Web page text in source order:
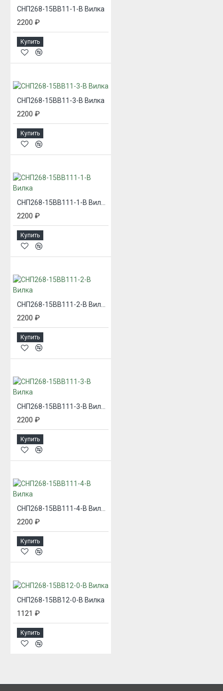
СНП268-15ВВ11-1-В Вилка
2200 ₽
Купить
СНП268-15ВВ11-3-В Вилка
2200 ₽
Купить
СНП268-15ВВ111-1-В Вилка
2200 ₽
Купить
2200 ₽
Купить
2200 ₽
Купить
2200 ₽
Купить
СНП268-15ВВ12-0-В Вилка
1121 ₽
Купить